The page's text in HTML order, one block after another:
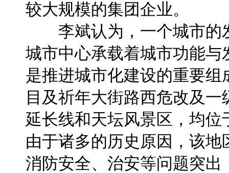
较大规模的集团企业。
李斌认为，一个城市的
城市中心承载着城市功能
是推进城市化建设的重要
目及祈年大街路西危改及
延长线和天坛风景区，均
由于诸多的历史原因，该
消防安全、治安等问题突